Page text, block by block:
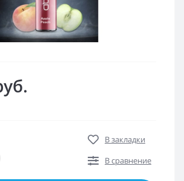
В закладки
В сравнение